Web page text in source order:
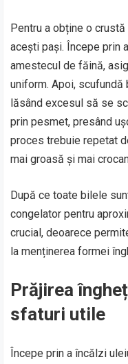
Pentru a obține o
acești pași. Începe prin
amestecul de făină,
uniform. Apoi,
lăsând excesul să se
prin pesmet, presând
proces trebuie repetat
mai groasă și mai
După ce toate bilele
congelator pentru
crucial, deoarece
la menținerea formei
Prăjirea
sfaturi utile
Începe prin a încălzi